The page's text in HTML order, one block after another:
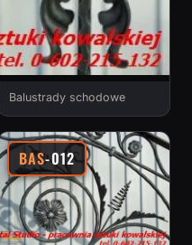
Balustrady schodowe
BAS-012